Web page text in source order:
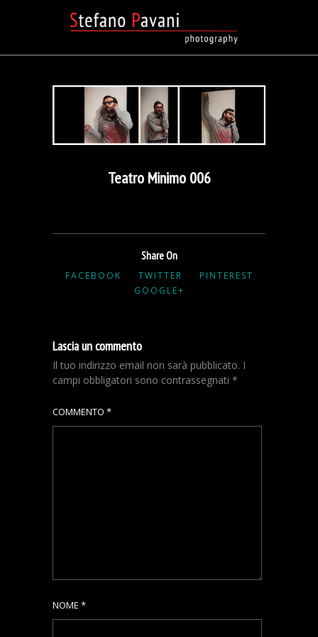
Teatro Minimo 006
Share On
FACEBOOK TWITTER
PINTEREST
GOOGLE+
Lascia un commento
Il tuo indirizzo email non sarà pubblicato. I
campi obbligatori sono contrassegnati *
COMMENTO *
NOME *